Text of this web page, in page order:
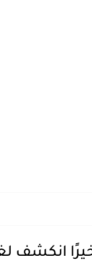
انكشف